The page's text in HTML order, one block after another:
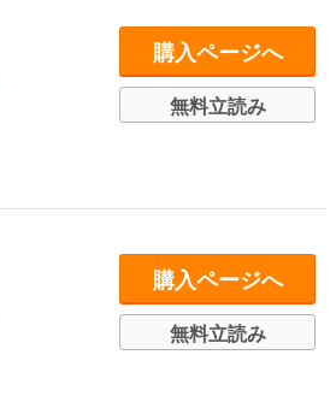
購入ページへ
無料立読み
購入ページへ
無料立読み